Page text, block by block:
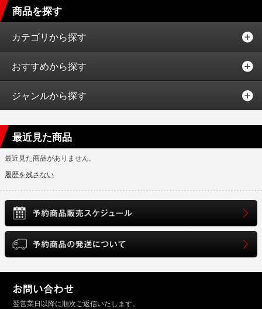
商品を探す
カテゴリから探す
おすすめから探す
ジャンルから探す
最近見た商品
最近見た商品がありません。
履歴を残さない
翌営業日以降に順次ご返信いたします。